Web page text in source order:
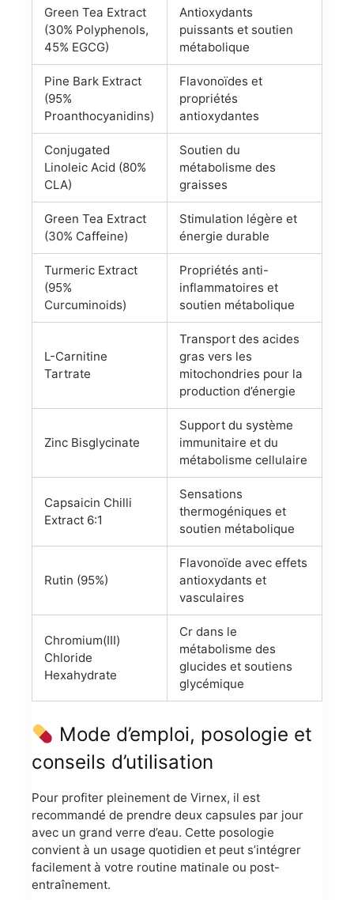
Green Tea Extract
(30% Polyphenols,
45% EGCG)
Antioxydants
puissants et soutien
métabolique
Pine Bark Extract
(95%
Proanthocyanidins)
Flavonoïdes et
propriétés
antioxydantes
Conjugated
Linoleic Acid (80%
CLA)
Soutien du
métabolisme des
graisses
Green Tea Extract
(30% Caffeine)
Stimulation légère et
énergie durable
Turmeric Extract
(95%
Curcuminoids)
Propriétés anti-
inflammatoires et
soutien métabolique
L-Carnitine
Tartrate
Transport des acides
gras vers les
mitochondries pour la
production d’énergie
Zinc Bisglycinate
Support du système
immunitaire et du
métabolisme cellulaire
Capsaicin Chilli
Extract 6:1
Sensations
thermogéniques et
soutien métabolique
Rutin (95%)
Flavonoïde avec effets
antioxydants et
vasculaires
Chromium(III)
Chloride
Hexahydrate
Cr dans le
métabolisme des
glucides et soutiens
glycémique
Mode d’emploi, posologie et
conseils d’utilisation
Pour profiter pleinement de Virnex, il est
recommandé de prendre deux capsules par jour
avec un grand verre d’eau. Cette posologie
convient à un usage quotidien et peut s’intégrer
facilement à votre routine matinale ou post-
entraînement.